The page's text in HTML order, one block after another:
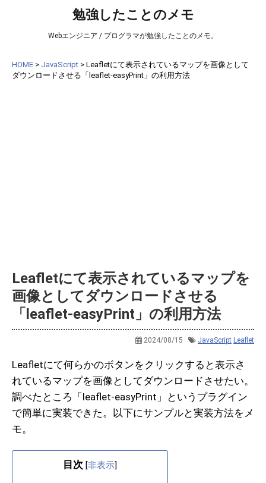
勉強したことのメモ
Webエンジニア / プログラマが勉強したことのメモ。
HOME > JavaScript > Leafletにて表示されているマップを画像として
ダウンロードさせる「leaflet-easyPrint」の利用方法
Leafletにて表示されているマップを
画像としてダウンロードさせる
「leaflet-easyPrint」の利用方法
2024/08/15 JavaScript Leaflet
Leafletにて何らかのボタンをクリックすると表示さ
れているマップを画像としてダウンロードさせたい。
調べたところ「leaflet-easyPrint」というプラグイン
で簡単に実装できた。以下にサンプルと実装方法をメ
モ。
目次 [非表示]